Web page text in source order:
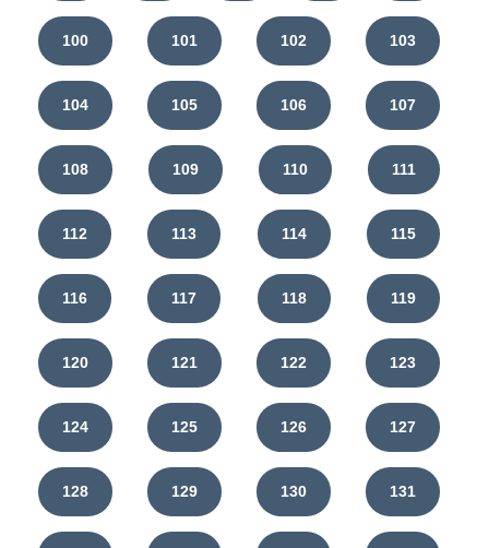
100 101 102 103
104 105 106 107
108 109 110 111
112 113 114 115
116 117 118 119
120 121 122 123
124 125 126 127
128 129 130 131